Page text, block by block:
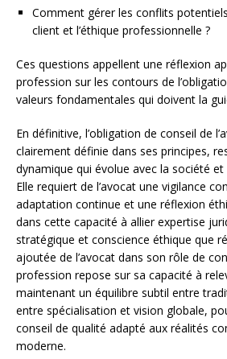
Comment gérer les conflits
client et l’éthique professionnelle ?
Ces questions appellent une réflexion
profession sur les contours de
valeurs fondamentales qui doivent la
En définitive, l’obligation de conseil de
clairement définie dans ses principes,
dynamique qui évolue avec la société
Elle requiert de l’avocat une vigilance
adaptation continue et une réflexion
dans cette capacité à allier expertise
stratégique et conscience éthique que
ajoutée de l’avocat dans son rôle de
profession repose sur sa capacité à
maintenant un équilibre subtil entre
entre spécialisation et vision globale,
conseil de qualité adapté aux réalités
moderne.